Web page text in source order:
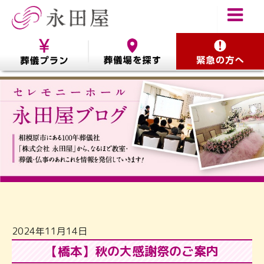
2024年11月14日
【橋本】秋の大感謝祭のご案内